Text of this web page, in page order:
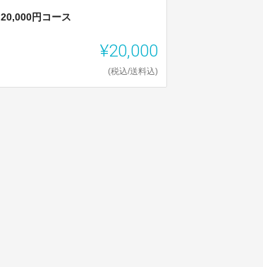
20,000円コース
¥20,000
(税込/送料込)